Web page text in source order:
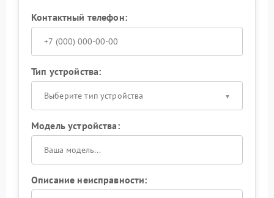
Контактный телефон:
Тип устройства:
Выберите тип устройства
Модель устройства:
Описание неисправности: